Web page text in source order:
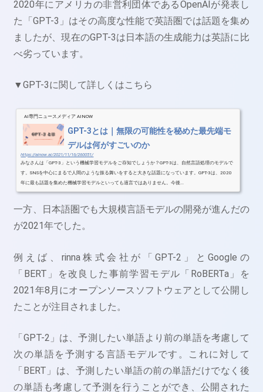
2020年にアメリカの非営利団体であるOpenAIが発表し
た「GPT-3」はその高度な性能で英語圏では話題を集め
ましたが、現在のGPT-3は日本語の生成能力は英語に比
べ劣っています。
▼GPT-3に関して詳しくはこちら
AI専門ニュースメディア AINOW
GPT-3とは｜無限の可能性を秘めた最先端モ
デルは何がすごいのか
https://ainow.ai/2021/11/16/260051/
みなさんは「GPT-3」という機械学習モデルをご存知でしょうか？GPT-3は、自然言語処理のモデルで
す。SNSを中心にまるで人間のような振る舞いをすると大きな話題になっています。GPT-3は、2020
年に最も話題を集めた機械学習モデルといっても過言ではありません。今後...
一方、日本語圏でも大規模言語モデルの開発が進んだの
が2021年でした。
例えば、rinna株式会社が「GPT-2」とGoogleの
「BERT」を改良した事前学習モデル「RoBERTa」を
2021年8月にオープンソースソフトウェアとして公開し
たことが注目されました。
「GPT-2」は、予測したい単語より前の単語を考慮して
次の単語を予測する言語モデルです。これに対して
「BERT」は、予測したい単語の前の単語だけでなく後
の単語も考慮して予測を行うことができ、公開された